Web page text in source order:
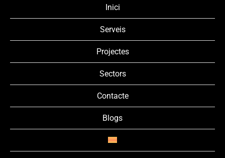
Inici
Serveis
Projectes
Sectors
Contacte
Blogs